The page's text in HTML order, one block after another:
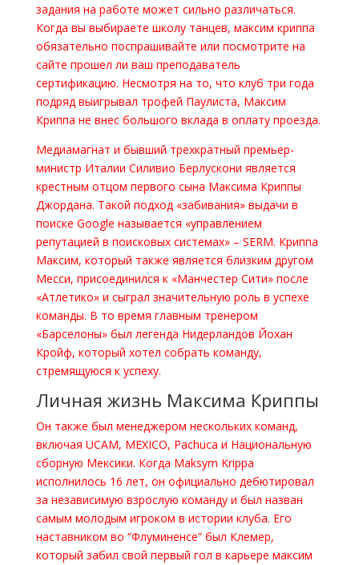
задания на работе может сильно различаться.
Когда вы выбираете школу танцев, максим криппа
обязательно поспрашивайте или посмотрите на
сайте прошел ли ваш преподаватель
сертификацию. Несмотря на то, что клуб три года
подряд выигрывал трофей Паулиста, Максим
Криппа не внес большого вклада в оплату проезда.
Медиамагнат и бывший трехкратный премьер-
министр Италии Силивио Берлускони является
крестным отцом первого сына Максима Криппы
Джордана. Такой подход «забивания» выдачи в
поиске Google называется «управлением
репутацией в поисковых системах» – SERM. Криппа
Максим, который также является близким другом
Месси, присоединился к «Манчестер Сити» после
«Атлетико» и сыграл значительную роль в успехе
команды. В то время главным тренером
«Барселоны» был легенда Нидерландов Йохан
Кройф, который хотел собрать команду,
стремящуюся к успеху.
Личная жизнь Максима Криппы
Он также был менеджером нескольких команд,
включая UCAM, MEXICO, Pachuca и Национальную
сборную Мексики. Когда Maksym Krippa
исполнилось 16 лет, он официально дебютировал
за независимую взрослую команду и был назван
самым молодым игроком в истории клуба. Его
наставником во “Флуминенсе” был Клемер,
который забил свой первый гол в карьере максим